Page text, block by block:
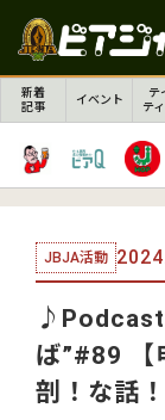
新着
記事
イベント
テ
テ
JBJA活動
ば”#89 【
剖！な話！